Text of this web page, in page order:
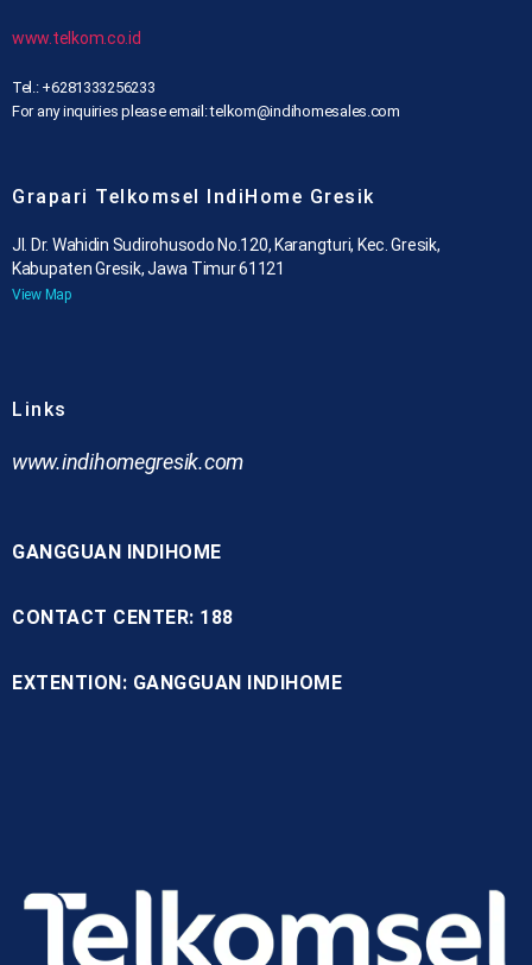
www.telkom.co.id
Tel.: +6281333256233
For any inquiries please email: telkom@indihomesales.com
Grapari Telkomsel IndiHome Gresik
Jl. Dr. Wahidin Sudirohusodo No.120, Karangturi, Kec. Gresik,
Kabupaten Gresik, Jawa Timur 61121
View Map
Links
www.indihomegresik.com
GANGGUAN INDIHOME
CONTACT CENTER: 188
EXTENTION: GANGGUAN INDIHOME